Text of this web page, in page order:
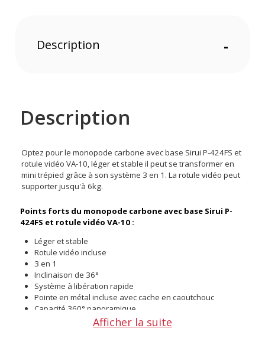
Description -
Description
Optez pour le monopode carbone avec base Sirui P-424FS et
rotule vidéo VA-10, léger et stable il peut se transformer en
mini trépied grâce à son système 3 en 1. La rotule vidéo peut
supporter jusqu'à 6kg.
Points forts du monopode carbone avec base Sirui P-
424FS et rotule vidéo VA-10 :
Léger et stable
Rotule vidéo incluse
3 en 1
Inclinaison de 36°
Système à libération rapide
Pointe en métal incluse avec cache en caoutchouc
Capacité 360° panoramique
Afficher la suite